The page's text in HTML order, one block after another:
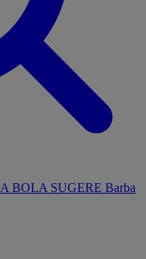
A BOLA SUGERE Barba